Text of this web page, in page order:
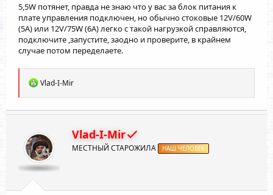
5,5W потянет, правда не знаю что у вас за блок питания к
плате управления подключен, но обычно стоковые 12V/60W
(5A) или 12V/75W (6A) легко с такой нагрузкой справляются,
подключите ,запустите, заодно и проверите, в крайнем
случае потом переделаете.
Р
а
к
и
и
:
Vlad-I-Mir
Vlad-I-Mir
МЕСТНЫЙ СТАРОЖИЛА НАШ ЧЕЛОВЕК